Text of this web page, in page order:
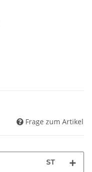
Frage zum Artikel
ST